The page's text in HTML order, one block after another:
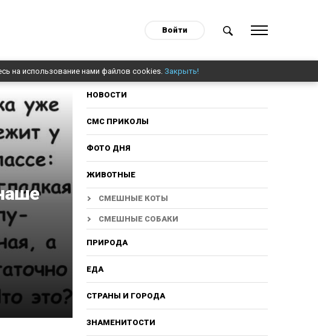
Войти
на использование нами файлов cookies. Закрыть!
НОВОСТИ
СМС ПРИКОЛЫ
ФОТО ДНЯ
ЖИВОТНЫЕ
СМЕШНЫЕ КОТЫ
СМЕШНЫЕ СОБАКИ
ПРИРОДА
ЕДА
СТРАНЫ И ГОРОДА
ЗНАМЕНИТОСТИ